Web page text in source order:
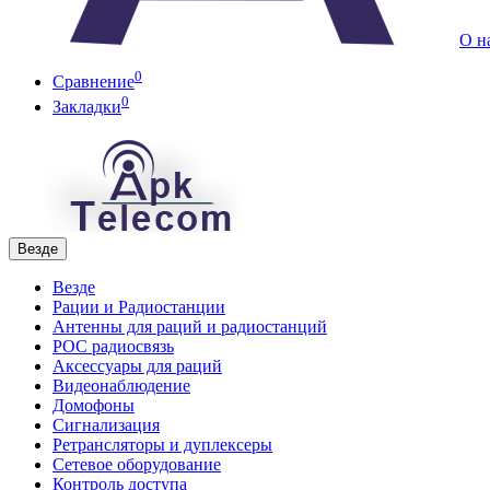
О
Сравнение0
Закладки0
Везде
Везде
Рации и Радиостанции
Антенны для раций и радиостанций
POC радиосвязь
Аксессуары для раций
Видеонаблюдение
Домофоны
Сигнализация
Ретрансляторы и дуплексеры
Сетевое оборудование
Контроль доступа